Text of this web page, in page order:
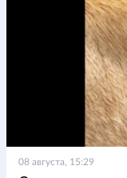
08 августа, 15:29